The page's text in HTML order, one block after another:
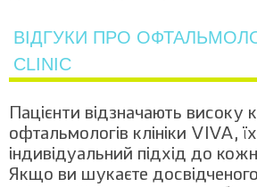
ВІДГУКИ ПРО
CLINIC
Пацієнти відзначають високу
офтальмологів клініки VIVA,
індивідуальний підхід до
Якщо ви шукаєте